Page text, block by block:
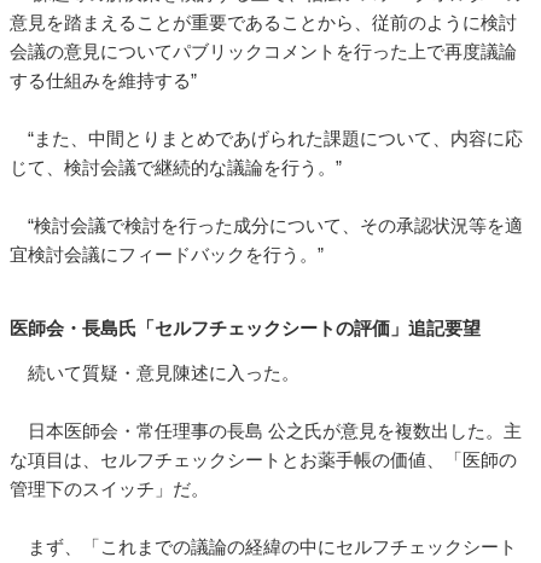
意見を踏まえることが重要であることから、従前のように検討
会議の意見についてパブリックコメントを行った上で再度議論
する仕組みを維持する”
“また、中間とりまとめであげられた課題について、内容に応
じて、検討会議で継続的な議論を行う。”
“検討会議で検討を行った成分について、その承認状況等を適
宜検討会議にフィードバックを行う。”
医師会・長島氏「セルフチェックシートの評価」追記要望
続いて質疑・意見陳述に入った。
日本医師会・常任理事の長島 公之氏が意見を複数出した。主
な項目は、セルフチェックシートとお薬手帳の価値、「医師の
管理下のスイッチ」だ。
まず、「これまでの議論の経緯の中にセルフチェックシート